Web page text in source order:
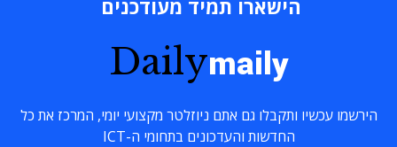
הישארו תמיד מעודכנים
Dailymaily
הירשמו עכשיו ותקבלו גם אתם ניוזלטר מקצועי יומי, המרכז את כל
החדשות והעדכונים בתחומי ה-ICT